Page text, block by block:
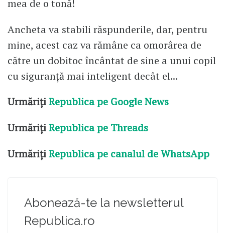
mea de o tonă!
Ancheta va stabili răspunderile, dar, pentru
mine, acest caz va rămâne ca omorârea de
către un dobitoc încântat de sine a unui copil
cu siguranță mai inteligent decât el...
UrmărițiRepublica pe Google News
UrmărițiRepublica pe Threads
UrmărițiRepublica pe canalul de WhatsApp
Abonează-te la newsletterul
Republica.ro